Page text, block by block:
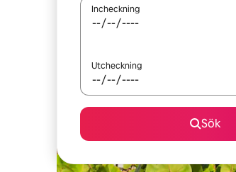
Incheckning
Utcheckning
Sök